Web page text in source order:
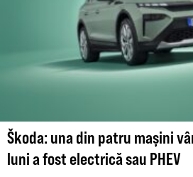
Škoda: una din patru mașini
luni a fost electrică sau PHEV